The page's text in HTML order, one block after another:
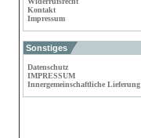
Kontakt
Impressum
Sonstiges
Datenschutz
IMPRESSUM
Innergemeinschaftliche Lieferung